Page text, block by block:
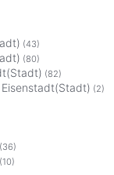
(43)
(80)
(82)
(2)
(36)
(10)